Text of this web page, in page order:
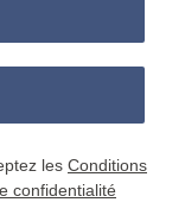
les Conditions
confidentialité